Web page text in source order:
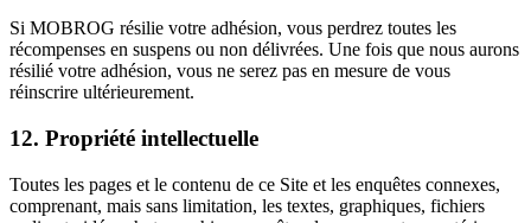
Si MOBROG résilie votre adhésion, vous perdrez toutes les
récompenses en suspens ou non délivrées. Une fois que nous aurons
résilié votre adhésion, vous ne serez pas en mesure de vous
réinscrire ultérieurement.
12. Propriété intellectuelle
Toutes les pages et le contenu de ce Site et les enquêtes connexes,
comprenant, mais sans limitation, les textes, graphiques, fichiers